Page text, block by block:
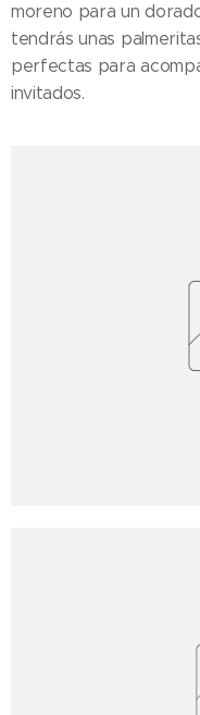
moreno para un
tendrás unas
perfectas para
invitados.